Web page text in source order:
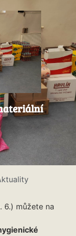
6.) můžete na